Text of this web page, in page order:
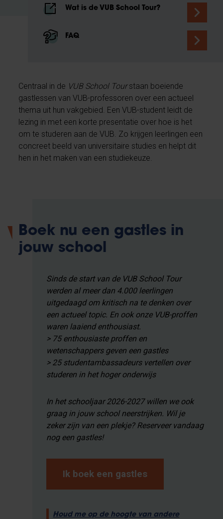
Wat is de VUB School Tour?
FAQ
Centraal in de VUB School Tourstaan boeiende
gastlessen van VUB-professoren over een actueel
thema uit hun vakgebied. Een VUB-student leidt de
lezing in met een korte presentatie over hoe is het
om te studeren aan de VUB. Zo krijgen leerlingen een
concreet beeld van universitaire studies en helpt dit
hen in het maken van een studiekeuze.
Boek nu een gastles in
jouw school
Sinds de start van de VUB School Tour
werden al meer dan 4.000 leerlingen
uitgedaagd om kritisch na te denken over
een actueel topic. En ook onze VUB-proffen
waren laaiend enthousiast.
> 75 enthousiaste proffen en
wetenschappers geven een gastles
> 25 studentambassadeurs vertellen over
studeren in het hoger onderwijs
In het schooljaar 2026-2027 willen we ook
graag in jouw school neerstrijken. Wil je
zeker zijn van een plekje? Reserveer vandaag
nog een gastles!
Ik boek een gastles
Houd me op de hoogte van andere